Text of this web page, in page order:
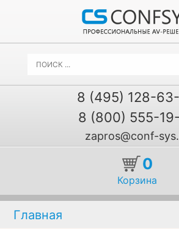
8 (495) 128-
8 (800) 555-
zapros@conf-
0
Корзина
Главная